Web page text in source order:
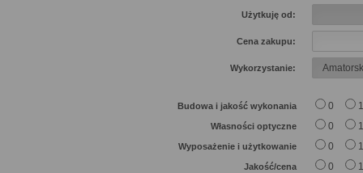
Użytkuję od:
Cena zakupu:
Wykorzystanie:
Budowa i jakość wykonania 0 1
Własności optyczne 0 1
Wyposażenie i użytkowanie 0 1
Jakość/cena 0 1